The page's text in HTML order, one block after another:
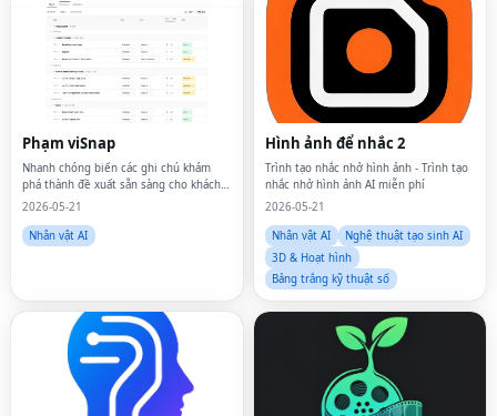
Phạm viSnap
Nhanh chóng biến các ghi chú khám
phá thành đề xuất sẵn sàng cho khách
hàng
2026-05-21
Nhân vật AI
Hình ảnh để nhắc 2
Trình tạo nhắc nhở hình ảnh - Trình tạo
nhắc nhở hình ảnh AI miễn phí
2026-05-21
Nhân vật AI
Nghệ thuật tạo sinh AI
3D & Hoạt hình
Bảng trắng kỹ thuật số